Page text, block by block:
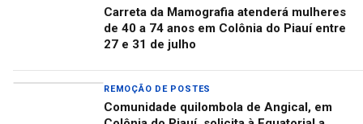
Carreta da Mamografia atenderá mulheres
de 40 a 74 anos em Colônia do Piauí entre
27 e 31 de julho
REMOÇÃO DE POSTES
Comunidade quilombola de Angical, em